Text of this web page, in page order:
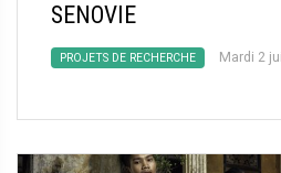
SENOVIE
PROJETS DE RECHERCHE Mardi 2